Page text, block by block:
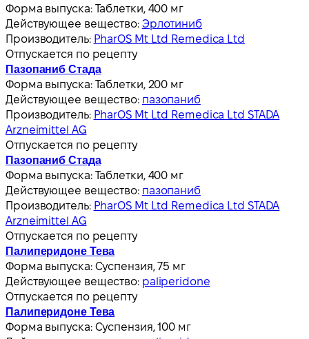
Форма выпуска: Таблетки, 400 мг
Действующее вещество: Эрлотиниб
Производитель: PharOS Mt Ltd Remedica Ltd
Отпускается по рецепту
Пазопаниб Стада
Форма выпуска: Таблетки, 200 мг
Действующее вещество: пазопаниб
Производитель: PharOS Mt Ltd Remedica Ltd STADA
Arzneimittel AG
Отпускается по рецепту
Пазопаниб Стада
Форма выпуска: Таблетки, 400 мг
Действующее вещество: пазопаниб
Производитель: PharOS Mt Ltd Remedica Ltd STADA
Arzneimittel AG
Отпускается по рецепту
Палиперидоне Тева
Форма выпуска: Суспензия, 75 мг
Действующее вещество: paliperidone
Отпускается по рецепту
Палиперидоне Тева
Форма выпуска: Суспензия, 100 мг